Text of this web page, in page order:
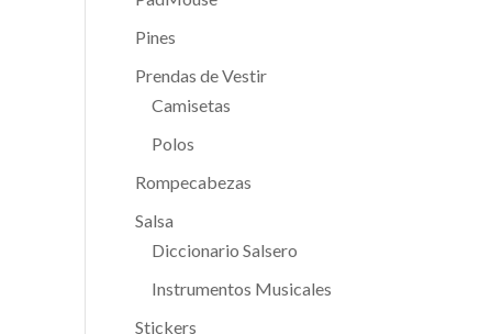
Pines
Prendas de Vestir
Camisetas
Polos
Rompecabezas
Salsa
Diccionario Salsero
Instrumentos Musicales
Stickers